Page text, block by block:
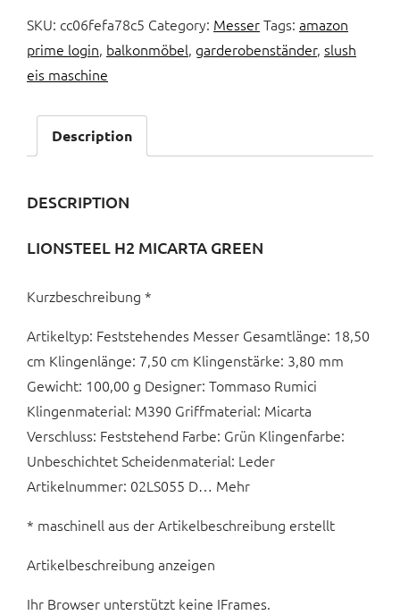
SKU: cc06fefa78c5 Category: MesserTags: amazon
prime login, balkonmöbel, garderobenständer, slush
eis maschine
Description
DESCRIPTION
LIONSTEEL H2 MICARTA GREEN
Kurzbeschreibung *
Artikeltyp: Feststehendes Messer Gesamtlänge: 18,50
cm Klingenlänge: 7,50 cm Klingenstärke: 3,80 mm
Gewicht: 100,00 g Designer: Tommaso Rumici
Klingenmaterial: M390 Griffmaterial: Micarta
Verschluss: Feststehend Farbe: Grün Klingenfarbe:
Unbeschichtet Scheidenmaterial: Leder
Artikelnummer: 02LS055 D… Mehr
* maschinell aus der Artikelbeschreibung erstellt
Artikelbeschreibung anzeigen
Ihr Browser unterstützt keine IFrames.